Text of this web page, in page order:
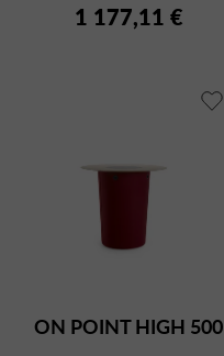
1 177,11 €
ON POINT HIGH 500